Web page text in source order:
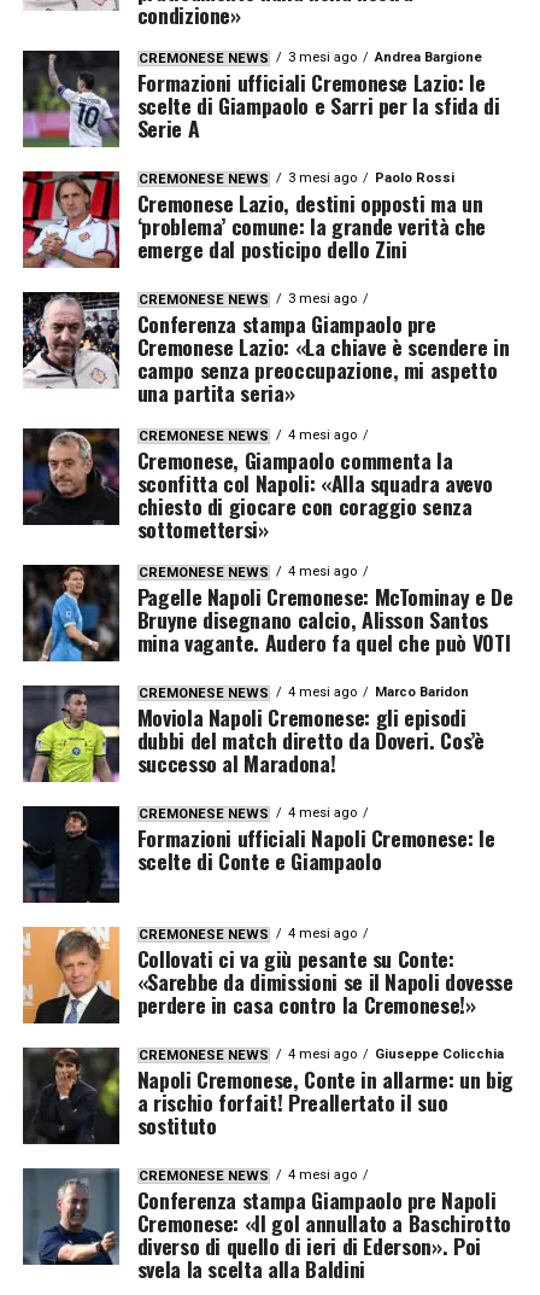
condizione»
CREMONESE NEWS 3 mesi ago Andrea Bargione
Formazioni ufficiali Cremonese Lazio: le
scelte di Giampaolo e Sarri per la sfida di
Serie A
CREMONESE NEWS 3 mesi ago Paolo Rossi
Cremonese Lazio, destini opposti ma un
‘problema’ comune: la grande verità che
emerge dal posticipo dello Zini
CREMONESE NEWS 3 mesi ago
Conferenza stampa Giampaolo pre
Cremonese Lazio: «La chiave è scendere in
campo senza preoccupazione, mi aspetto
una partita seria»
CREMONESE NEWS 4 mesi ago
Cremonese, Giampaolo commenta la
sconfitta col Napoli: «Alla squadra avevo
chiesto di giocare con coraggio senza
sottomettersi»
CREMONESE NEWS 4 mesi ago
Pagelle Napoli Cremonese: McTominay e De
Bruyne disegnano calcio, Alisson Santos
mina vagante. Audero fa quel che può VOTI
CREMONESE NEWS 4 mesi ago Marco Baridon
Moviola Napoli Cremonese: gli episodi
dubbi del match diretto da Doveri. Cos’è
successo al Maradona!
CREMONESE NEWS 4 mesi ago
Formazioni ufficiali Napoli Cremonese: le
scelte di Conte e Giampaolo
CREMONESE NEWS 4 mesi ago
Collovati ci va giù pesante su Conte:
«Sarebbe da dimissioni se il Napoli dovesse
perdere in casa contro la Cremonese!»
CREMONESE NEWS 4 mesi ago Giuseppe Colicchia
Napoli Cremonese, Conte in allarme: un big
a rischio forfait! Preallertato il suo
sostituto
CREMONESE NEWS 4 mesi ago
Conferenza stampa Giampaolo pre Napoli
Cremonese: «Il gol annullato a Baschirotto
diverso di quello di ieri di Ederson». Poi
svela la scelta alla Baldini